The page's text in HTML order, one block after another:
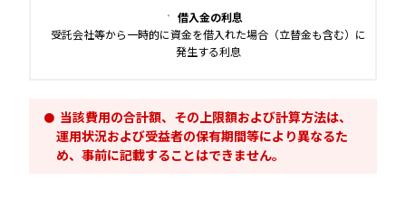
借入金の利息
受託会社等から一時的に資金を借入れた場合（立替金も含む）に
発生する利息
当該費用の合計額、その上限額および計算方法は、
運用状況および受益者の保有期間等により異なるた
め、事前に記載することはできません。